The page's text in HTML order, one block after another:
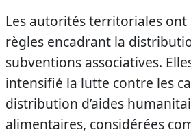
Les autorités territoriales ont
règles encadrant la
subventions associatives.
intensifié la lutte contre les
distribution d’aides
alimentaires, considérées